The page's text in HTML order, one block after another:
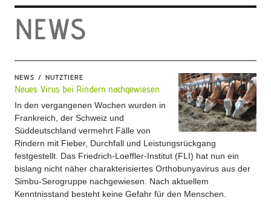
NEWS
NEWS NUTZTIERE
Neues Virus bei Rindern nachgewiesen
In den vergangenen Wochen wurden in
Frankreich, der Schweiz und
Süddeutschland vermehrt Fälle von
Rindern mit Fieber, Durchfall und Leistungsrückgang
festgestellt. Das Friedrich-Loeffler-Institut (FLI) hat nun ein
bislang nicht näher charakterisiertes Orthobunyavirus aus der
Simbu-Serogruppe nachgewiesen. Nach aktuellem
Kenntnisstand besteht keine Gefahr für den Menschen.